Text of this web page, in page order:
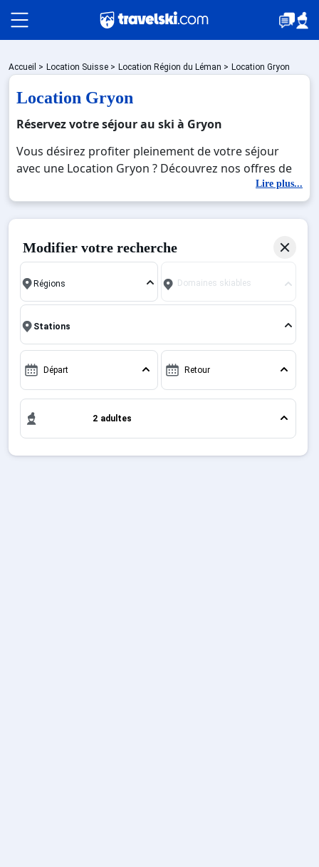
Packages
🚆Train de nuit
Stations
Hébergements
Bons plans
Sites CSE & Groupes
Accueil > Location Suisse > Location Région du Léman > Location Gryon
Location Gryon
Réservez votre séjour au ski à Gryon
Vous désirez profiter pleinement de votre séjour
avec une Location Gryon ? Découvrez nos offres de
Location Gryon pour skier sans limite à noel, jour de
l'an, février. Fermez les yeux et imaginez… Profitez de
votre Location Gryon, une station réputée et
glisse sur les pistes de ski et des activités en totale
montagnards. Pour un week-end ou pour 7 jours en
Location Gryon , en famille ou entre amis, c'est
l'occasion parfaite pour créer des souvenirs uniques
de vos vacances au ski.
Lire plus...
Modifier votre recherche
Domaines skiables
Départ Retour
2 adultes